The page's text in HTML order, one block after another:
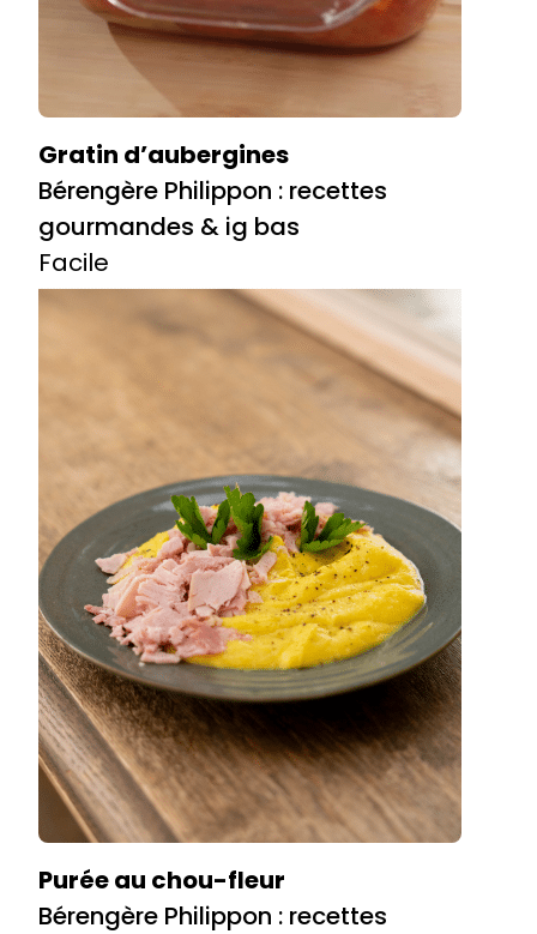
Gratin d’aubergines
Bérengère Philippon : recettes
gourmandes & ig bas
Facile
Purée au chou-fleur
Bérengère Philippon : recettes